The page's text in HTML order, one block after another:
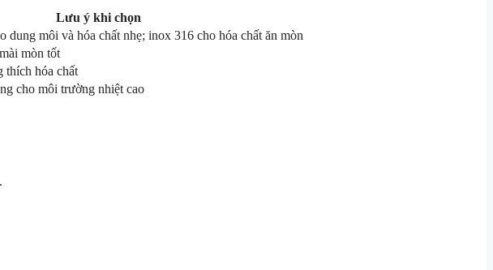
Lưu ý khi chọn
dung môi và hóa chất nhẹ; inox 316 cho hóa chất ăn mòn
mòn tốt
thích hóa chất
cho môi trường nhiệt cao